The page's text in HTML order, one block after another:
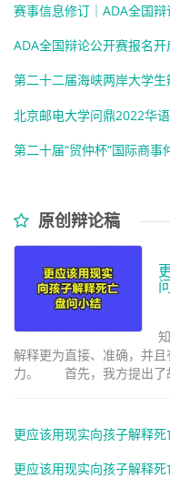
赛事信息修订｜ADA全国
ADA全国辩论公开赛报名开
第二十二届海峡两岸大学
北京邮电大学问鼎2022华
原创辩论稿
解释更为直接、准确，并
力。 首先，我方提出了
更应该用现实向孩子解释
更应该用现实向孩子解释